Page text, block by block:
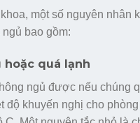
một số nguyên nhân
bao gồm:
hoặc quá lạnh
ngủ được nếu chúng
độ khuyến nghị cho